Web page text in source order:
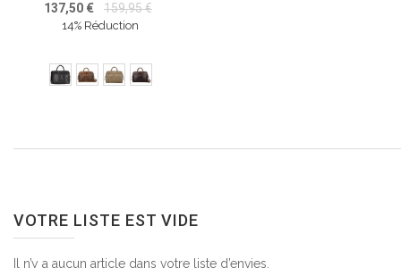
137,50 € 159,95 €
14% Réduction
VOTRE LISTE EST VIDE
Il n’y a aucun article dans votre liste d’envies.